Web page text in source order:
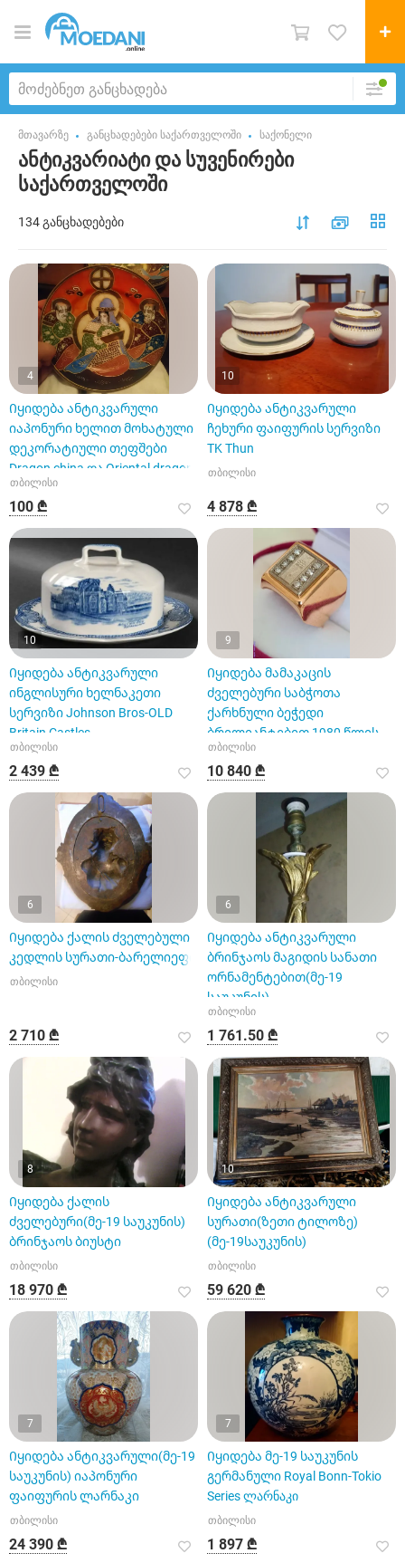
მთავარზე განცხადებები საქართველოში საქონელი
ანტიკვარიატი და სუვენირები
საქართველოში
134 განცხადებები
4
Იყიდება ანტიკვარული
იაპონური ხელით მოხატული
დეკორატიული თეფშები
Dragon china და Oriental dragon
თბილისი
100 ₾
10
Იყიდება ანტიკვარული
ჩეხური ფაიფურის სერვიზი
TK Thun
თბილისი
4 878 ₾
10
Იყიდება ანტიკვარული
ინგლისური ხელნაკეთი
სერვიზი Johnson Bros-OLD
Britain Castles
თბილისი
2 439 ₾
9
Იყიდება მამაკაცის
ძველებური საბჭოთა
ქარხნული ბეჭედი
ბრილიანტებით 1980 წლის
ოლიმპიადის სიმბოლოთი
თბილისი
10 840 ₾
6
Იყიდება ქალის ძველებული
კედლის სურათი-ბარელიეფი
თბილისი
2 710 ₾
6
Იყიდება ანტიკვარული
ბრინჯაოს მაგიდის სანათი
ორნამენტებით(მე-19
საუკუნის)
თბილისი
1 761.50 ₾
8
Იყიდება ქალის
ძველებური(მე-19 საუკუნის)
ბრინჯაოს ბიუსტი
თბილისი
18 970 ₾
10
Იყიდება ანტიკვარული
სურათი(ზეთი ტილოზე)
(მე-19საუკუნის)
თბილისი
59 620 ₾
7
Იყიდება ანტიკვარული(მე-19
საუკუნის) იაპონური
ფაიფურის ლარნაკი
თბილისი
24 390 ₾
7
Იყიდება მე-19 საუკუნის
გერმანული Royal Bonn-Tokio
Series ლარნაკი
თბილისი
1 897 ₾